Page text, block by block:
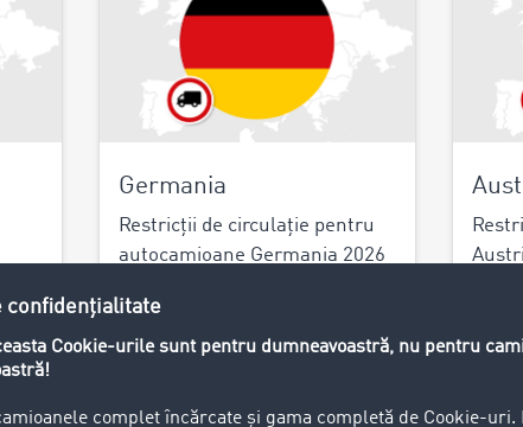
Germania
Restricții de circulație pentru
autocamioane Germania 2026
Aflați mai multe >